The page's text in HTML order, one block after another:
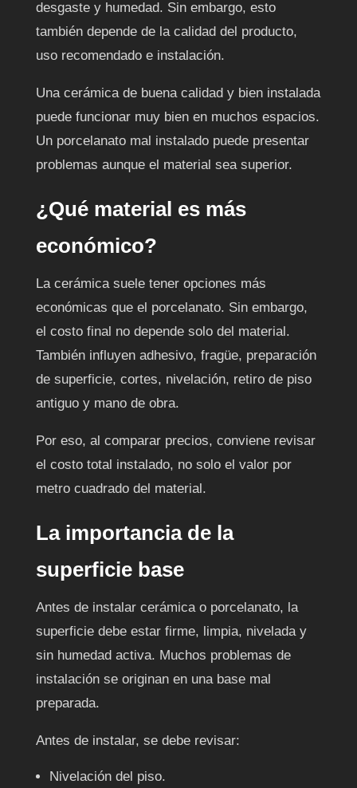
desgaste y humedad. Sin embargo, esto
también depende de la calidad del producto,
uso recomendado e instalación.
Una cerámica de buena calidad y bien instalada
puede funcionar muy bien en muchos espacios.
Un porcelanato mal instalado puede presentar
problemas aunque el material sea superior.
¿Qué material es más
económico?
La cerámica suele tener opciones más
económicas que el porcelanato. Sin embargo,
el costo final no depende solo del material.
También influyen adhesivo, fragüe, preparación
de superficie, cortes, nivelación, retiro de piso
antiguo y mano de obra.
Por eso, al comparar precios, conviene revisar
el costo total instalado, no solo el valor por
metro cuadrado del material.
La importancia de la
superficie base
Antes de instalar cerámica o porcelanato, la
superficie debe estar firme, limpia, nivelada y
sin humedad activa. Muchos problemas de
instalación se originan en una base mal
preparada.
Antes de instalar, se debe revisar:
Nivelación del piso.